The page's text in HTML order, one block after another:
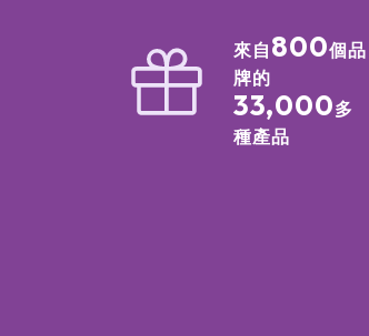
來自 800個品
牌的
33,000多
種產品